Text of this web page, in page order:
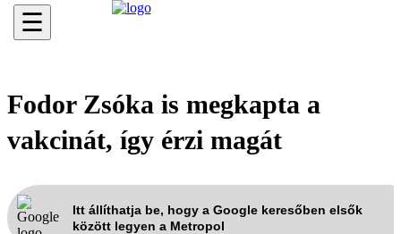
☰
Fodor Zsóka is megkapta a
vakcinát, így érzi magát
Itt állíthatja be, hogy a Google keresőben elsők
között legyen a Metropol